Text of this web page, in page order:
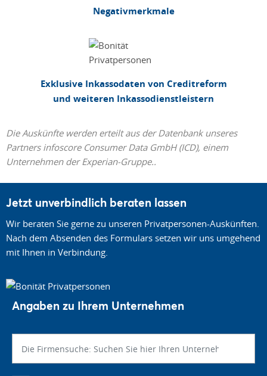
Negativmerkmale
Exklusive Inkassodaten von Creditreform
und weiteren Inkassodienstleistern
Die Auskünfte werden erteilt aus der Datenbank unseres
Partners infoscore Consumer Data GmbH (ICD), einem
Unternehmen der Experian-Gruppe..
Jetzt unverbindlich beraten lassen
Wir beraten Sie gerne zu unseren Privatpersonen-Auskünften.
Nach dem Absenden des Formulars setzen wir uns umgehend
mit Ihnen in Verbindung.
Angaben zu Ihrem Unternehmen